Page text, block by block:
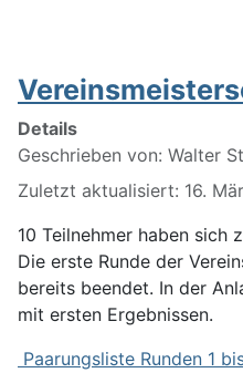
Details
Geschrieben von: Walter
Zuletzt aktualisiert: 16.
10 Teilnehmer haben sich
Die erste Runde der
bereits beendet. In der
mit ersten Ergebnissen.
Paarungsliste Runden 1